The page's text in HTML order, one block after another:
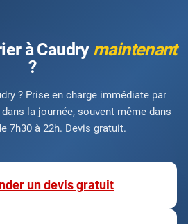
à Caudry maintenant
?
? Prise en charge immédiate par
la journée, souvent même dans
7h30 à 22h. Devis gratuit.
un devis gratuit